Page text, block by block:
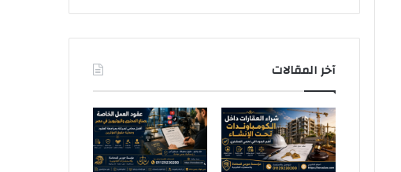
آخر المقالات